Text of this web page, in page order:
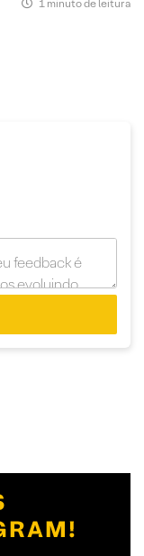
1 minuto de leitura